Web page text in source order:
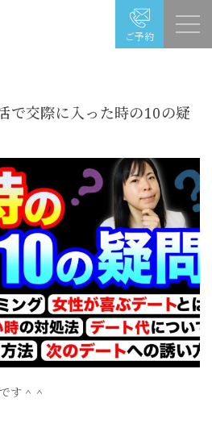
ご予約
で交際に入った時の10の疑
す＾＾